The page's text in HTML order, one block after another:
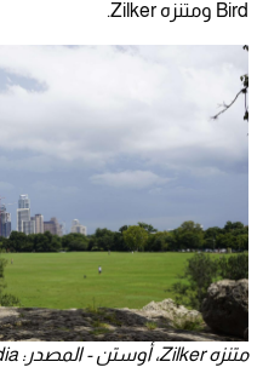
Bird ومتنزه Zilker.
متنزه Zilker، أوستن - المصدر: Wikimedia